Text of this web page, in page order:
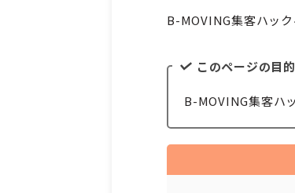
B-MOVING集客ハッ
このページの目的
B-MOVING集客ハ